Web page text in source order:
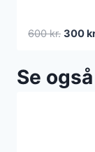
600kr. Den
var:
300
Se